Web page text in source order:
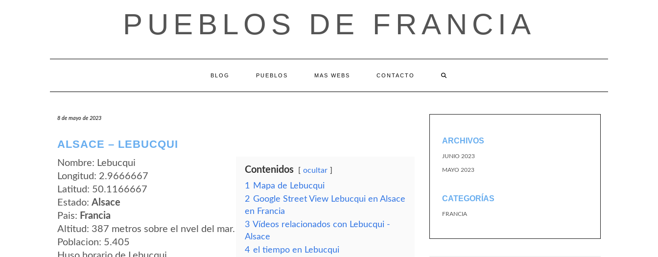
PUEBLOS DE FRANCIA
BLOG PUEBLOS MAS WEBS CONTACTO
8 de mayo de 2023
ALSACE – LEBUCQUI
Nombre: Lebucqui
Longitud: 2.9666667
Latitud: 50.1166667
Estado: Alsace
Pais: Francia
Altitud: 387 metros sobre el nvel del mar.
Poblacion: 5.405
Contenidos ocultar
1
Mapa de Lebucqui
2 Google Street View Lebucqui en Alsace
en Francia
3 Vídeos relacionados con Lebucqui -
Alsace
4 el tiempo en Lebucqui
ARCHIVOS
JUNIO 2023
MAYO 2023
CATEGORÍAS
FRANCIA